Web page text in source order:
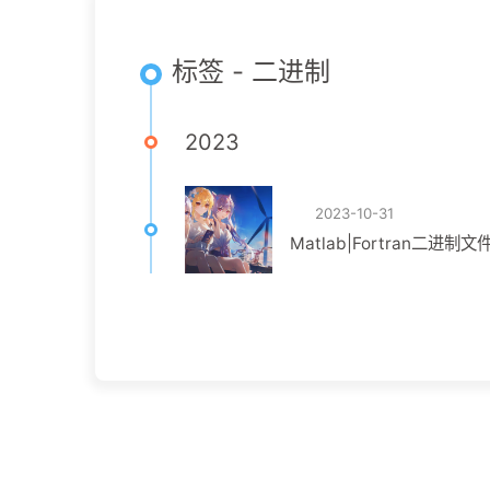
标签 - 二进制
2023
2023-10-31
Matlab|Fortran二进制文